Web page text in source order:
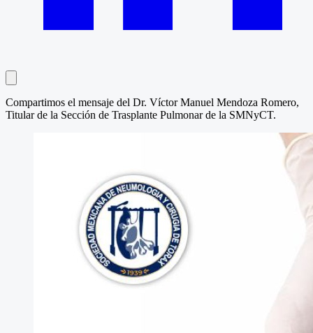
Compartimos el mensaje del Dr. Víctor Manuel Mendoza Romero,
Titular de la Sección de Trasplante Pulmonar de la SMNyCT.